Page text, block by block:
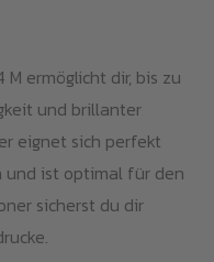
ermöglicht dir, bis zu
und brillanter
eignet sich perfekt
und ist optimal für den
sicherst du dir